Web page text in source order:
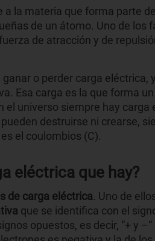
la materia que forma parte
de un átomo. Uno de los
de atracción y de
o perder carga eléctrica,
Esa carga es la que forma
universo siempre hay carga
destruirse ni crearse,
el coulombios (C).
eléctrica que hay?
de carga eléctrica. Uno de
que se identifica con el
opuestos, es decir, “+ y